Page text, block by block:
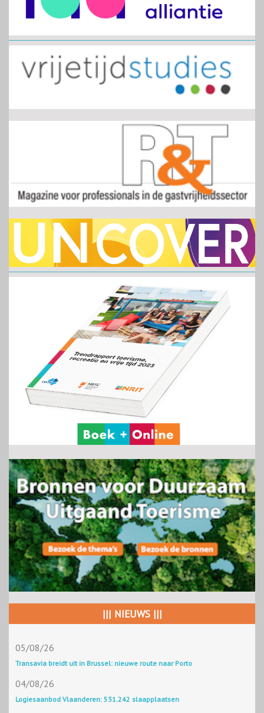
||| NIEUWS |||
05/08/26
Transavia breidt uit in Brussel: nieuwe route naar Porto
04/08/26
Logiesaanbod Vlaanderen: 531.242 slaapplaatsen